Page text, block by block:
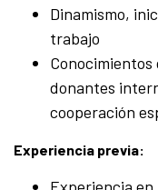
Dinamismo,
trabajo
donantes
cooperación
Experiencia previa: